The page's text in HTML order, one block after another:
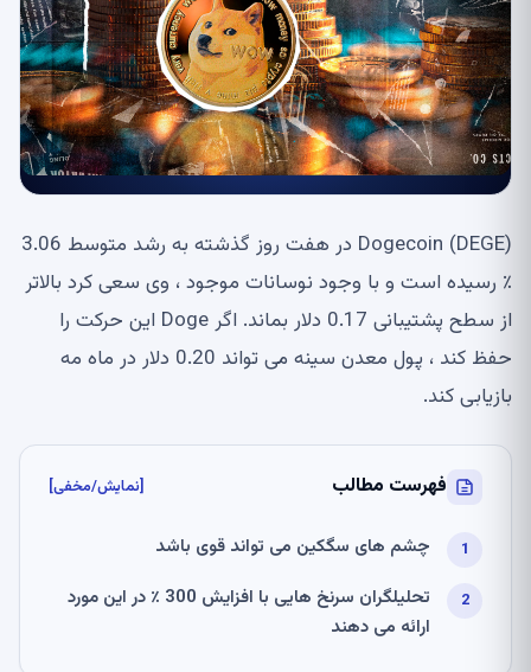
Dogecoin (DEGE) در هفت روز گذشته به رشد متوسط ​​3.06
٪ رسیده است و با وجود نوسانات موجود ، وی سعی کرد بالاتر
از سطح پشتیبانی 0.17 دلار بماند. اگر Doge این حرکت را
حفظ کند ، پول معدن سینه می تواند 0.20 دلار در ماه مه
بازیابی کند.
فهرست مطالب [نمایش/مخفی]
چشم های سگکین می تواند قوی باشد
تحلیلگران سرنخ هایی با افزایش 300 ٪ در این مورد
ارائه می دهند